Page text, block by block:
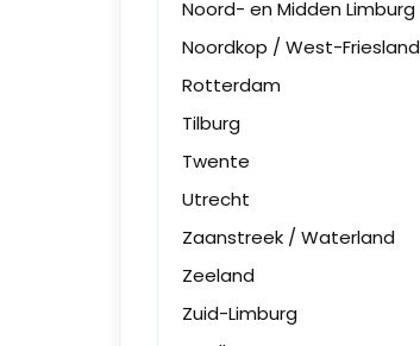
Noord- en Midden Limburg
Noordkop / West-Friesland
Rotterdam
Tilburg
Twente
Utrecht
Zaanstreek / Waterland
Zeeland
Zuid-Limburg